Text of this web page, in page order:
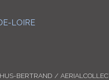
LOIRE
BERTRAND /